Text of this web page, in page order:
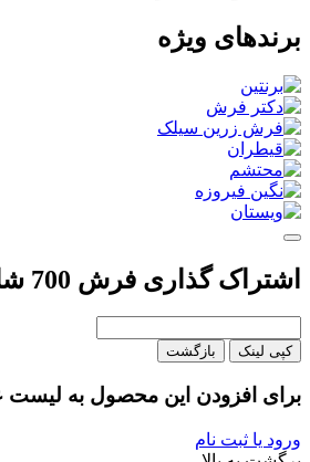
برندهای ویژه
اشتراک گذاری فرش 700 شانه نگین فیروزه مدل نیلوفر رنگ سرمه ای
کپی لینک بازگشت
برای افزودن این محصول به لیست
ورود یا ثبت نام